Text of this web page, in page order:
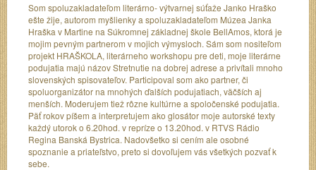
Som spoluzakladateľom literárno- výtvarnej súťaže Janko Hraško
ešte žije, autorom myšlienky a spoluzakladateľom Múzea Janka
Hraška v Martine na Súkromnej základnej škole BellAmos, ktorá je
mojim pevným partnerom v mojich výmysloch. Sám som nositeľom
projekt HRAŠKOLA, literárneho workshopu pre deti, moje literárne
podujatia majú názov Stretnutie na dobrej adrese a privítali mnoho
slovenských spisovateľov. Participoval som ako partner, či
spoluorganizátor na mnohých ďalších podujatiach, väčších aj
menších. Moderujem tiež rôzne kultúrne a spoločenské podujatia.
Päť rokov píšem a interpretujem ako glosátor moje autorské texty
každý utorok o 6.20hod. v repríze o 13.20hod. v RTVS Rádio
Regina Banská Bystrica. Nadovšetko si cením ale osobné
spoznanie a priateľstvo, preto si dovoľujem vás všetkých pozvať k
sebe.